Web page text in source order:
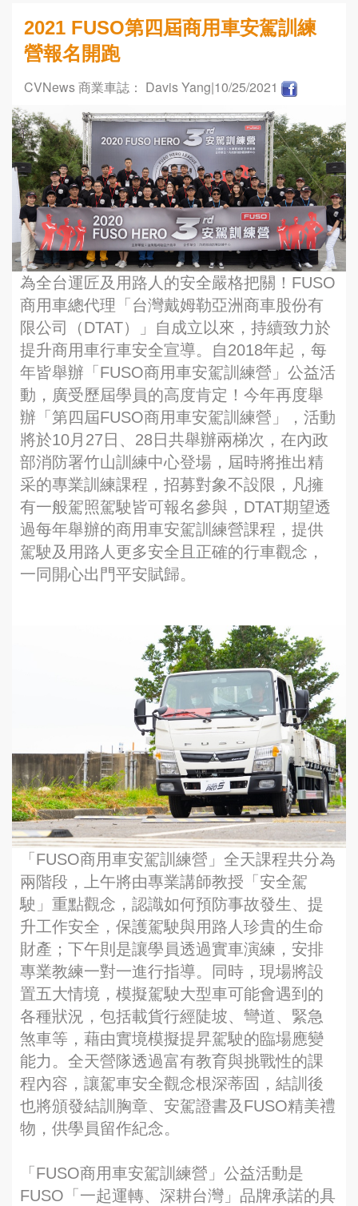
2021 FUSO第四屆商用車安駕訓練
營報名開跑
CVNews 商業車誌： Davis Yang|10/25/2021
為全台運匠及用路人的安全嚴格把關！FUSO
商用車總代理「台灣戴姆勒亞洲商車股份有
限公司（DTAT）」自成立以來，持續致力於
提升商用車行車安全宣導。自2018年起，每
年皆舉辦「FUSO商用車安駕訓練營」公益活
動，廣受歷屆學員的高度肯定！今年再度舉
辦「第四屆FUSO商用車安駕訓練營」，活動
將於10月27日、28日共舉辦兩梯次，在內政
部消防署竹山訓練中心登場，屆時將推出精
采的專業訓練課程，招募對象不設限，凡擁
有一般駕照駕駛皆可報名參與，DTAT期望透
過每年舉辦的商用車安駕訓練營課程，提供
駕駛及用路人更多安全且正確的行車觀念，
一同開心出門平安賦歸。
「FUSO商用車安駕訓練營」全天課程共分為
兩階段，上午將由專業講師教授「安全駕
駛」重點觀念，認識如何預防事故發生、提
升工作安全，保護駕駛與用路人珍貴的生命
財產；下午則是讓學員透過實車演練，安排
專業教練一對一進行指導。同時，現場將設
置五大情境，模擬駕駛大型車可能會遇到的
各種狀況，包括載貨行經陡坡、彎道、緊急
煞車等，藉由實境模擬提昇駕駛的臨場應變
能力。全天營隊透過富有教育與挑戰性的課
程內容，讓駕車安全觀念根深蒂固，結訓後
也將頒發結訓胸章、安駕證書及FUSO精美禮
物，供學員留作紀念。
「FUSO商用車安駕訓練營」公益活動是
FUSO「一起運轉、深耕台灣」品牌承諾的具